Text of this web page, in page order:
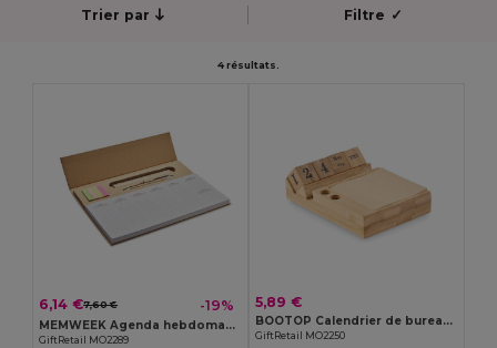
Trier par Filtre ✓
4 résultats.
6,14 €7,60 € -19%
MEMWEEK Agenda hebdomadaire de bureau
GiftRetail MO2289
5,89 €
BOOTOP Calendrier de bureau en bambou
GiftRetail MO2250